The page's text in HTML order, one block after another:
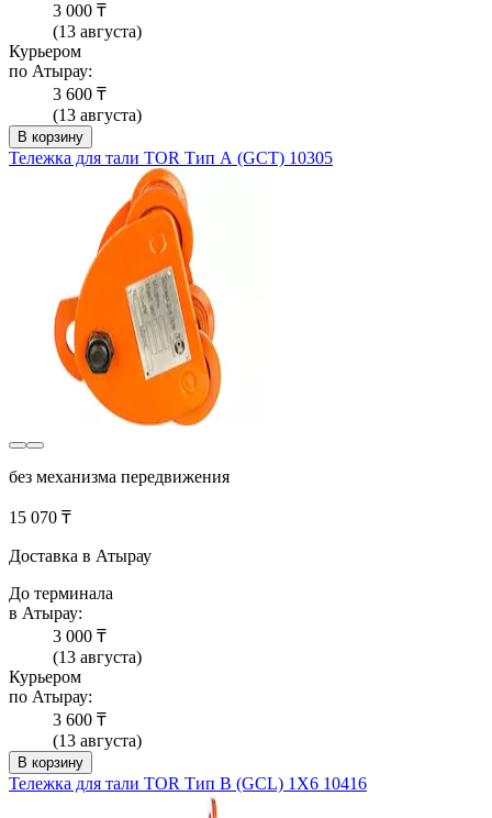
3 000 ₸
(13 августа)
Курьером
по Атырау:
3 600 ₸
(13 августа)
В корзину
Тележка для тали TOR Тип А (GCT) 10305
без механизма передвижения
15 070 ₸
Доставка в Атырау
До терминала
в Атырау:
3 000 ₸
(13 августа)
Курьером
по Атырау:
3 600 ₸
(13 августа)
В корзину
Тележка для тали TOR Тип В (GCL) 1Х6 10416